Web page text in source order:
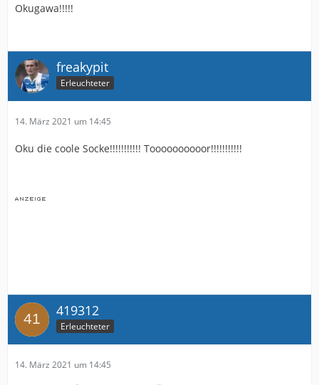
Okugawa!!!!!
freakypit
Erleuchteter
14. März 2021 um 14:45
Oku die coole Socke!!!!!!!!!!! Toooooooooor!!!!!!!!!!!
419312
Erleuchteter
14. März 2021 um 14:45